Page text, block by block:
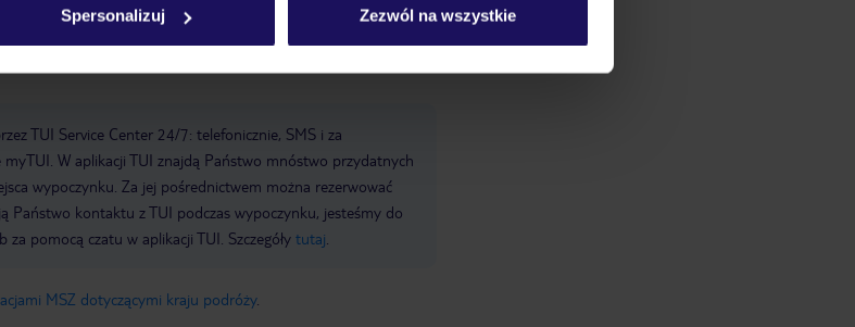
Spersonalizuj Zezwól na wszystkie
TUI Service Center 24/7: telefonicznie, SMS i za
W aplikacji TUI znajdą Państwo mnóstwo przydatnych
wypoczynku. Za jej pośrednictwem można rezerwować
Państwo kontaktu z TUI podczas wypoczynku, jesteśmy do
pomocą czatu w aplikacji TUI. Szczegóły tutaj
MSZ dotyczącymi kraju podróży.